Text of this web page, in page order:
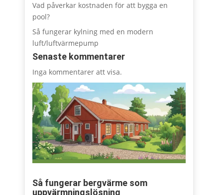
Vad påverkar kostnaden för att bygga en
pool?
Så fungerar kylning med en modern
luft/luftvärmepump
Senaste kommentarer
Inga kommentarer att visa.
Så fungerar bergvärme som
uppvärmningslösning